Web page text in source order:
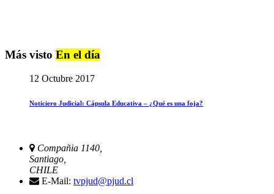
Más visto En el día
12 Octubre 2017
Noticiero Judicial: Cápsula Educativa – ¿Qué es una foja?
Compañia 1140,
Santiago,
CHILE
E-Mail: tvpjud@pjud.cl